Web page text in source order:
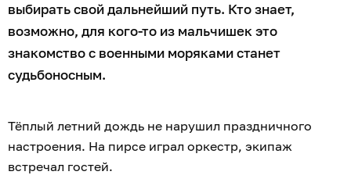
выбирать свой дальнейший путь. Кто знает,
возможно, для кого-то из мальчишек это
знакомство с военными моряками станет
судьбоносным.
Тёплый летний дождь не нарушил праздничного
настроения. На пирсе играл оркестр, экипаж
встречал гостей.